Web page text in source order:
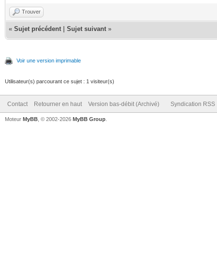
Trouver
« Sujet précédent Sujet suivant »
Voir une version imprimable
Utilisateur(s) parcourant ce sujet : 1 visiteur(s)
Contact Retourner en haut Version bas-débit (Archivé) Syndication RSS
Moteur MyBB , © 2002-2026 MyBB Group